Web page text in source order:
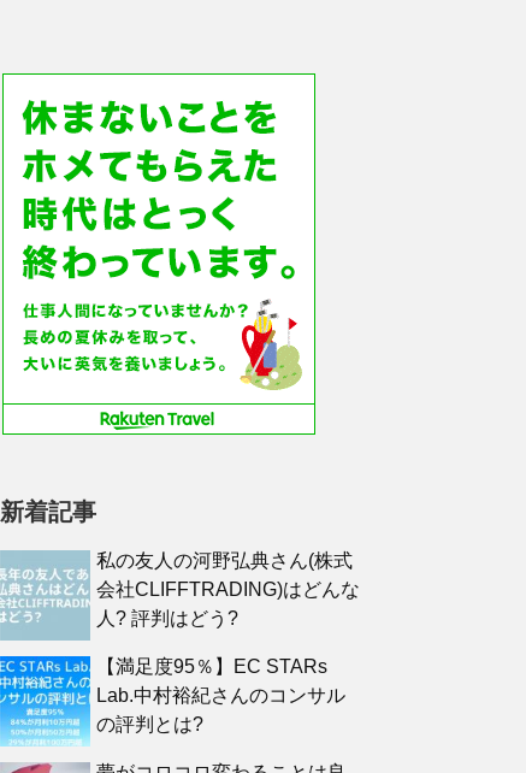
新着記事
私の友人の河野弘典さん(株式
会社CLIFFTRADING)はどんな
人? 評判はどう?
【満足度95％】EC STARs
Lab.中村裕紀さんのコンサル
の評判とは?